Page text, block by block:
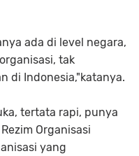
ada di level negara,
tak
di Indonesia,"katanya.
tertata rapi, punya
Organisasi
yang